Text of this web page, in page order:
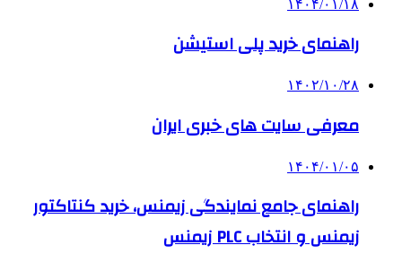
۱۴۰۴/۰۱/۱۸
راهنمای خرید پلی استیشن
۱۴۰۲/۱۰/۲۸
معرفی سایت های خبری ایران
۱۴۰۴/۰۱/۰۵
راهنمای جامع نمایندگی زیمنس، خرید کنتاکتور
زیمنس و انتخاب PLC زیمنس